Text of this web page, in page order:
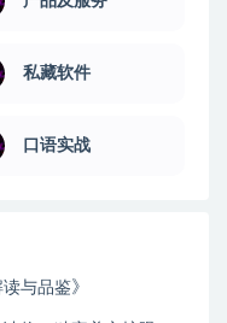
私藏软件
口语实战
与品鉴 》